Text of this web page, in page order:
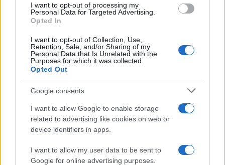
I want to opt-out of processing my
Personal Data for Targeted Advertising.
Opted In
I want to opt-out of Collection, Use,
Retention, Sale, and/or Sharing of my
Personal Data that Is Unrelated with the
Purposes for which it was collected.
Opted Out
Google consents
I want to allow Google to enable storage
related to advertising like cookies on web or
device identifiers in apps.
I want to allow my user data to be sent to
Google for online advertising purposes.
dichiarazione all’emittente pubblica ucraina
Suspilne. Una smentita netta, ma che difficilmente
Nato sul sostegno alla sovranità e l’integrità
territoriale dell’Ucraina “è chiara e non è
cambiata”. “Continueremo a sostenere l’Ucraina
finché sarà necessario e ci impegniamo a
raggiungere una pace giusta e duratura”, ha
aggiunto il portavoce. Però che nell’ufficio privato
di Stoltenberg si parli liberamente di una cessione
di sovranità sul Donbass e i territori conquistati
da Mosca è un segnale enorme peer la guerra. In